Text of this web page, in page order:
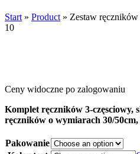
Start » Product » Zestaw
10
Ceny widoczne po zalogowaniu
Komplet ręczników 3-częsciowy,
ręczników o wymiarach 30/50cm,
Pakowanie